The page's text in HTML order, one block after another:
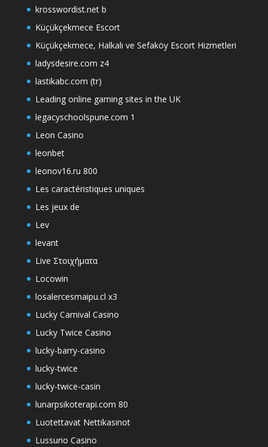
krosswordist.net b
Küçükçekmece Escort
Küçükçekmece, Halkalı ve Sefaköy Escort Hizmetleri
ladysdesire.com z4
lastikabc.com (tr)
Leading online gaming sites in the UK
legacyschoolspune.com 1
Leon Casino
leonbet
leonov16.ru 800
Les caractéristiques uniques
Les jeux de
Lev
levant
Live Στοιχήματα
Locowin
losalercesmaipu.cl x3
Lucky Carnival Casino
Lucky Twice Casino
lucky-barry-casino
lucky-twice
lucky-twice-casin
lunarpsikoterapi.com 80
Luotettavat Nettikasinot
Lussurio Casino